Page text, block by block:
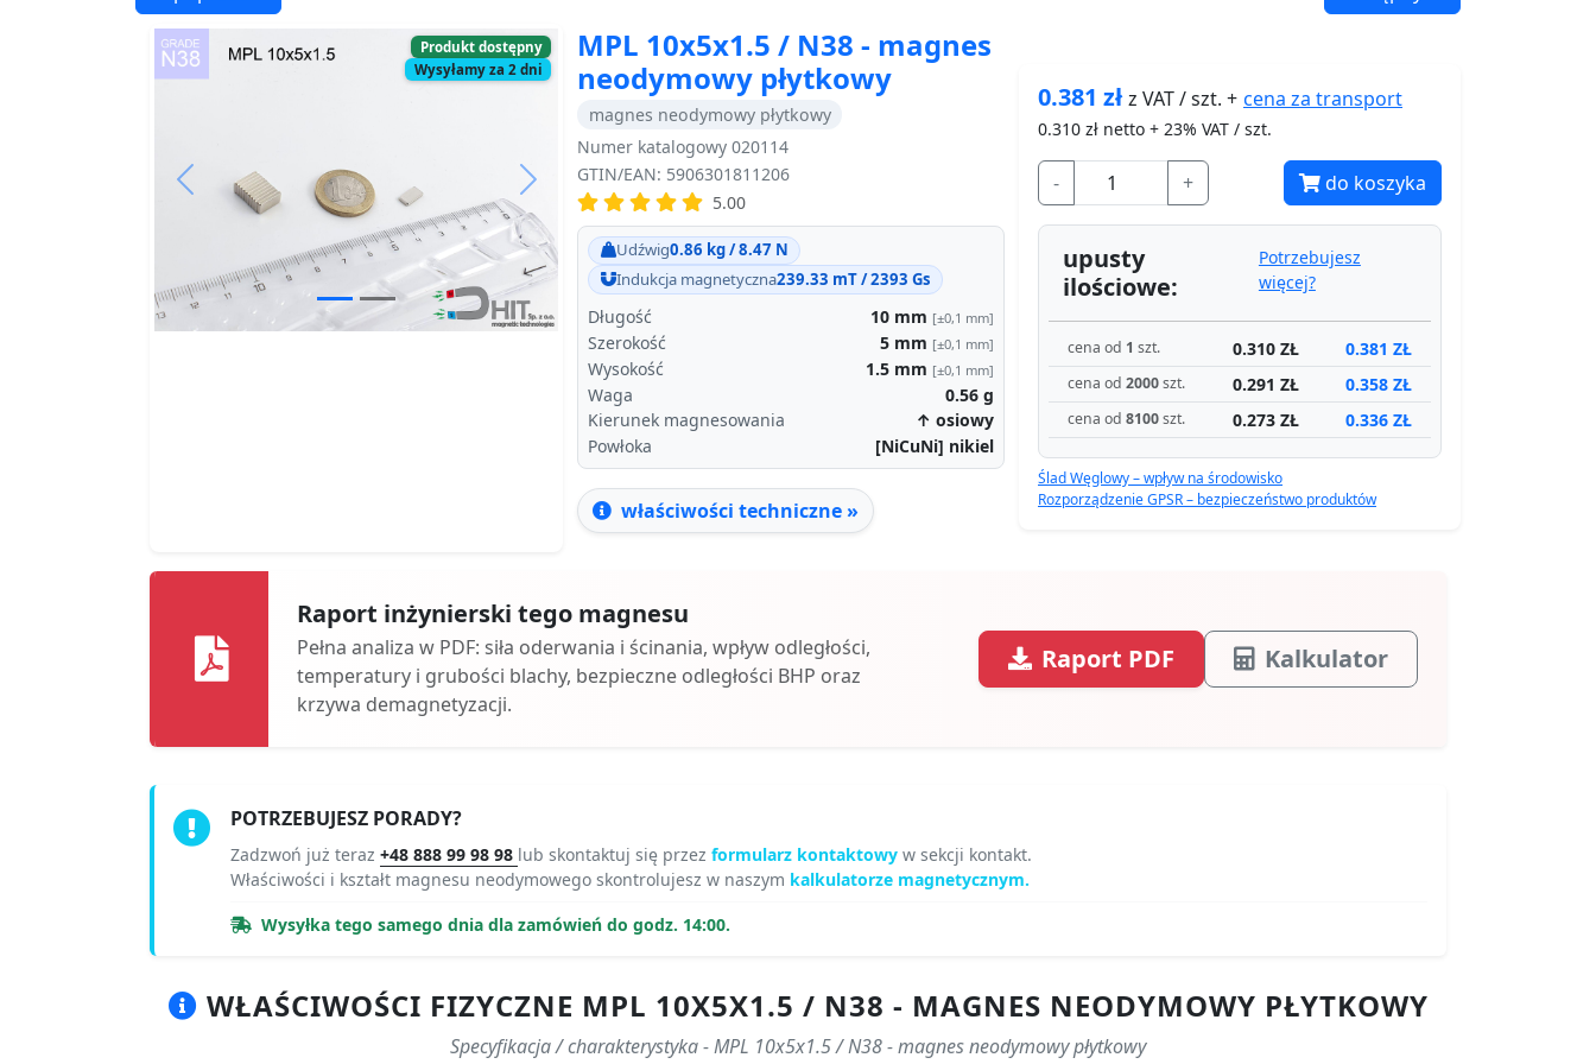
Produkt dostępny
Wysyłamy za 2 dni
Next
MPL 10x5x1.5 / N38 - magnes
neodymowy płytkowy
magnes neodymowy płytkowy
Numer katalogowy 020114
GTIN/EAN: 5906301811206
5.00
Udźwig0.86 kg / 8.47 N
Indukcja magnetyczna239.33 mT / 2393 Gs
Długość 10 mm [±0,1 mm]
Szerokość 5 mm [±0,1 mm]
Wysokość 1.5 mm [±0,1 mm]
Waga 0.56 g
Kierunek magnesowania
↑ osiowy
Powłoka
[NiCuNi] nikiel
właściwości techniczne »
0.381 złz VAT / szt. + cena za transport
0.310 zł netto + 23% VAT / szt.
- + do koszyka
upusty
ilościowe:
Potrzebujesz
więcej?
cena od 1 szt. 0.310 ZŁ 0.381 ZŁ
cena od 2000szt. 0.291 ZŁ 0.358 ZŁ
cena od 8100szt. 0.273 ZŁ 0.336 ZŁ
Ślad Węglowy – wpływ na środowisko
Rozporządzenie GPSR – bezpieczeństwo produktów
Raport inżynierski tego magnesu
Pełna analiza w PDF: siła oderwania i ścinania, wpływ odległości,
temperatury i grubości blachy, bezpieczne odległości BHP oraz
krzywa demagnetyzacji.
Raport PDF Kalkulator
POTRZEBUJESZ PORADY?
Zadzwoń już teraz +48 888 99 98 98 lub skontaktuj się przez formularz kontaktowy w sekcji kontakt.
Właściwości i kształt magnesu neodymowego skontrolujesz w naszym kalkulatorze magnetycznym.
Wysyłka tego samego dnia dla zamówień do godz. 14:00.
WŁAŚCIWOŚCI FIZYCZNE MPL 10X5X1.5 / N38 - MAGNES NEODYMOWY PŁYTKOWY
Specyfikacja / charakterystyka - MPL 10x5x1.5 / N38 - magnes neodymowy płytkowy